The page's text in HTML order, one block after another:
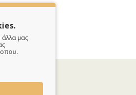
άλλα μας